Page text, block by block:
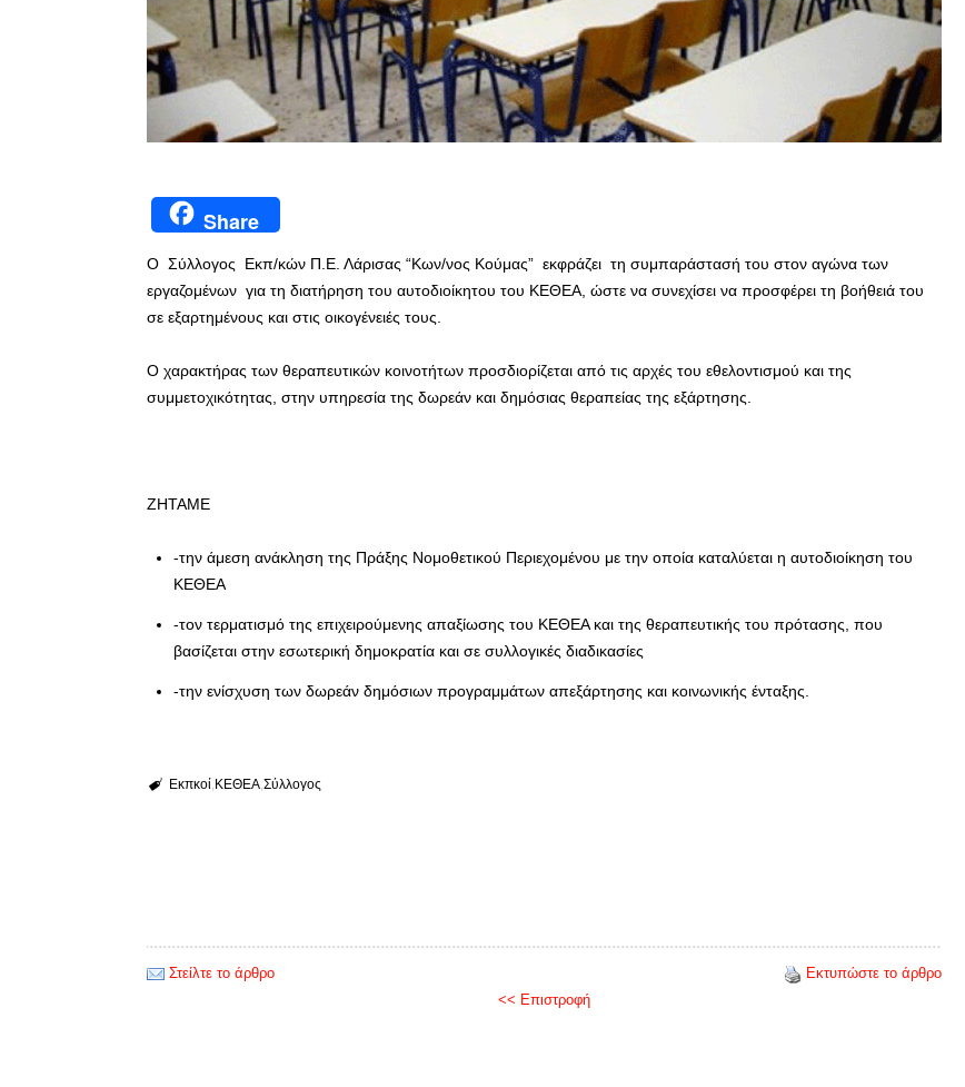
Share
O Σύλλογος Εκπ/κών Π.Ε. Λάρισας “Κων/νος Κούμας” εκφράζει τη συμπαράστασή του στον αγώνα των
εργαζομένων για τη διατήρηση του αυτοδιοίκητου του ΚΕΘΕΑ, ώστε να συνεχίσει να προσφέρει τη βοήθειά του
σε εξαρτημένους και στις οικογένειές τους.
Ο χαρακτήρας των θεραπευτικών κοινοτήτων προσδιορίζεται από τις αρχές του εθελοντισμού και της
συμμετοχικότητας, στην υπηρεσία της δωρεάν και δημόσιας θεραπείας της εξάρτησης.
ΖΗΤΑΜΕ
-την άμεση ανάκληση της Πράξης Νομοθετικού Περιεχομένου με την οποία καταλύεται η αυτοδιοίκηση του
ΚΕΘΕΑ
-τον τερματισμό της επιχειρούμενης απαξίωσης του ΚΕΘΕΑ και της θεραπευτικής του πρότασης, που
βασίζεται στην εσωτερική δημοκρατία και σε συλλογικές διαδικασίες
-την ενίσχυση των δωρεάν δημόσιων προγραμμάτων απεξάρτησης και κοινωνικής ένταξης.
Εκπκοί ΚΕΘΕΑ Σύλλογος
Στείλτε το άρθρο
Εκτυπώστε το άρθρο
<< Επιστροφή